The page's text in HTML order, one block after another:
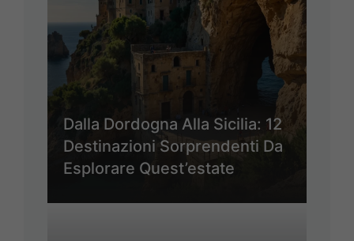
Dalla Dordogna Alla Sicilia: 12
Destinazioni Sorprendenti Da
Esplorare Quest’estate